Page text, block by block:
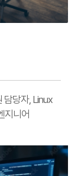
당자, Linux
지니어